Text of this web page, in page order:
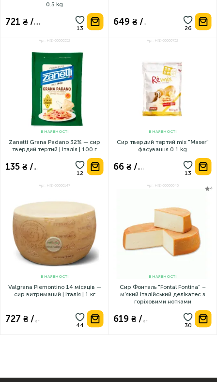
0.5 kg
721 ₴ /шт 649 ₴ /кг
Арт: НФ-00000352
В НАЯВНОСТІ
Zanetti Grana Padano 32% — сир
твердий тертий | Італія | 100 г
135 ₴ /шт
Арт: НФ-00000732
В НАЯВНОСТІ
Сир твердий тертий mix "Maser"
фасування 0.1 kg
66 ₴ /шт
Арт: НФ-00000147
В НАЯВНОСТІ
Valgrana Piemontino 14 місяців —
сир витриманий | Італія | 1 кг
727 ₴ /кг
4
Арт: НФ-00000040
В НАЯВНОСТІ
Сир Фонталь "Fontal Fontina" –
м'який італійський делікатес з
горіховими нотками
619 ₴ /кг